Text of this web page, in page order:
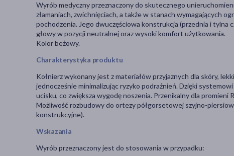
Wyrób medyczny przeznaczony do skutecznego
złamaniach, zwichnięciach, a także w stanach wymagających
pochodzenia. Jego dwuczęściowa konstrukcja (przednia i
głowy w pozycji neutralnej oraz wysoki komfort użytkowania.
Kolor beżowy.
Charakterystyka produktu
Kołnierz wykonany jest z materiałów przyjaznych dla skóry,
jednocześnie minimalizując ryzyko podrażnień. Dzięki
ucisku, co zwiększa wygodę noszenia. Przenikalny dla promieni
Możliwość rozbudowy do ortezy półgorsetowej szyjno-
konstrukcyjne).
Wskazania
Wyrób przeznaczony jest do stosowania w przypadku: